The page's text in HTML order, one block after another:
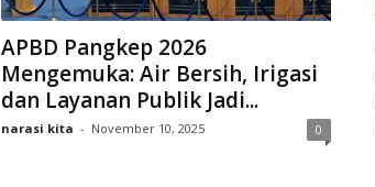
APBD Pangkep 2026
Mengemuka: Air Bersih, Irigasi
dan Layanan Publik Jadi...
narasi kita - November 10, 2025 0